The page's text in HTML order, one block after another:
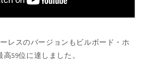
レスのバージョンもビルボード・ホ
59位に達しました。